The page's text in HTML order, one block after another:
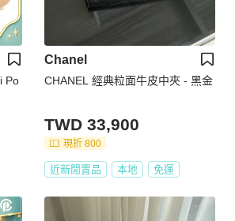
Po
Chanel
CHANEL 經典粒面牛皮中夾 - 黑金
TWD 33,900
現折 800
近新閒置品 本地 免運